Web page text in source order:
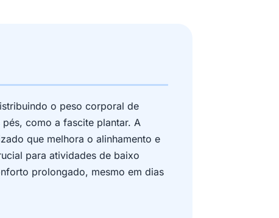
o peso corporal de
como a fascite plantar. A
que melhora o alinhamento e
para atividades de baixo
prolongado, mesmo em dias